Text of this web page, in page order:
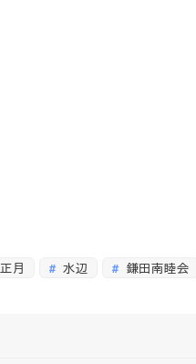
月 水辺 鎌田南睦会